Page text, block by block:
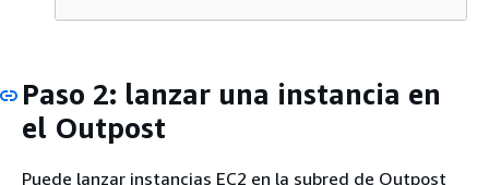
Paso 2: lanzar una instancia en
el Outpost
Puede lanzar instancias EC2 en la subred de Outpost